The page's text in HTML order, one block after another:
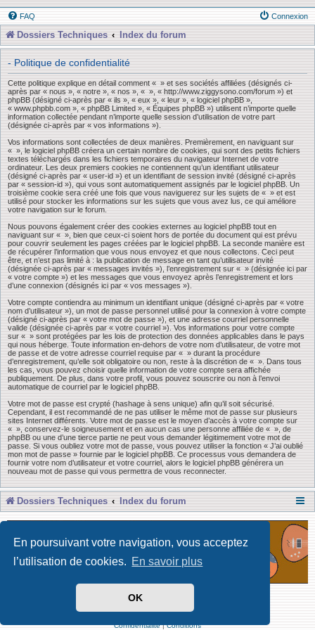
En poursuivant votre navigation, vous acceptez
l’utilisation de cookies. En savoir plus
OK
FAQ Connexion
Dossiers Techniques Index du forum
- Politique de confidentialité
Cette politique explique en détail comment « » et ses sociétés affiliées (désignés ci-
après par « nous », « notre », « nos », « », « http://www.ziggysono.com/forum ») et
phpBB (désigné ci-après par « ils », « eux », « leur », « logiciel phpBB »,
« www.phpbb.com », « phpBB Limited », « Équipes phpBB ») utilisent n’importe quelle
information collectée pendant n’importe quelle session d’utilisation de votre part
(désignée ci-après par « vos informations »).
Vos informations sont collectées de deux manières. Premièrement, en naviguant sur
« », le logiciel phpBB créera un certain nombre de cookies, qui sont des petits fichiers
textes téléchargés dans les fichiers temporaires du navigateur Internet de votre
ordinateur. Les deux premiers cookies ne contiennent qu’un identifiant utilisateur
(désigné ci-après par « user-id ») et un identifiant de session invité (désigné ci-après
par « session-id »), qui vous sont automatiquement assignés par le logiciel phpBB. Un
troisième cookie sera créé une fois que vous naviguerez sur les sujets de « » et est
utilisé pour stocker les informations sur les sujets que vous avez lus, ce qui améliore
votre navigation sur le forum.
Nous pouvons également créer des cookies externes au logiciel phpBB tout en
naviguant sur « », bien que ceux-ci soient hors de portée du document qui est prévu
pour couvrir seulement les pages créées par le logiciel phpBB. La seconde manière est
de récupérer l’information que vous nous envoyez et que nous collectons. Ceci peut
être, et n’est pas limité à : la publication de message en tant qu’utilisateur invité
(désignée ci-après par « messages invités »), l’enregistrement sur « » (désignée ici par
« votre compte ») et les messages que vous envoyez après l’enregistrement et lors
d’une connexion (désignés ici par « vos messages »).
Votre compte contiendra au minimum un identifiant unique (désigné ci-après par « votre
nom d’utilisateur »), un mot de passe personnel utilisé pour la connexion à votre compte
(désigné ci-après par « votre mot de passe »), et une adresse courriel personnelle
valide (désignée ci-après par « votre courriel »). Vos informations pour votre compte
sur « » sont protégées par les lois de protection des données applicables dans le pays
qui nous héberge. Toute information en-dehors de votre nom d’utilisateur, de votre mot
de passe et de votre adresse courriel requise par « » durant la procédure
d’enregistrement, qu’elle soit obligatoire ou non, reste à la discrétion de « ». Dans tous
les cas, vous pouvez choisir quelle information de votre compte sera affichée
publiquement. De plus, dans votre profil, vous pouvez souscrire ou non à l’envoi
automatique de courriel par le logiciel phpBB.
Votre mot de passe est crypté (hashage à sens unique) afin qu’il soit sécurisé.
Cependant, il est recommandé de ne pas utiliser le même mot de passe sur plusieurs
sites Internet différents. Votre mot de passe est le moyen d’accès à votre compte sur
« », conservez-le soigneusement et en aucun cas une personne affiliée de « », de
phpBB ou une d’une tierce partie ne peut vous demander légitimement votre mot de
passe. Si vous oubliez votre mot de passe, vous pouvez utiliser la fonction « J’ai oublié
mon mot de passe » fournie par le logiciel phpBB. Ce processus vous demandera de
fournir votre nom d’utilisateur et votre courriel, alors le logiciel phpBB générera un
nouveau mot de passe qui vous permettra de vous reconnecter.
Dossiers Techniques Index du forum
Développé par Forum Software © phpBB Limited
Traduit par phpBB-fr
Confidentialité|Conditions